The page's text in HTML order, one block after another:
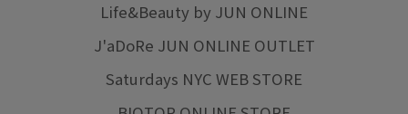
Life&Beauty by JUN ONLINE
J'aDoRe JUN ONLINE OUTLET
Saturdays NYC WEB STORE